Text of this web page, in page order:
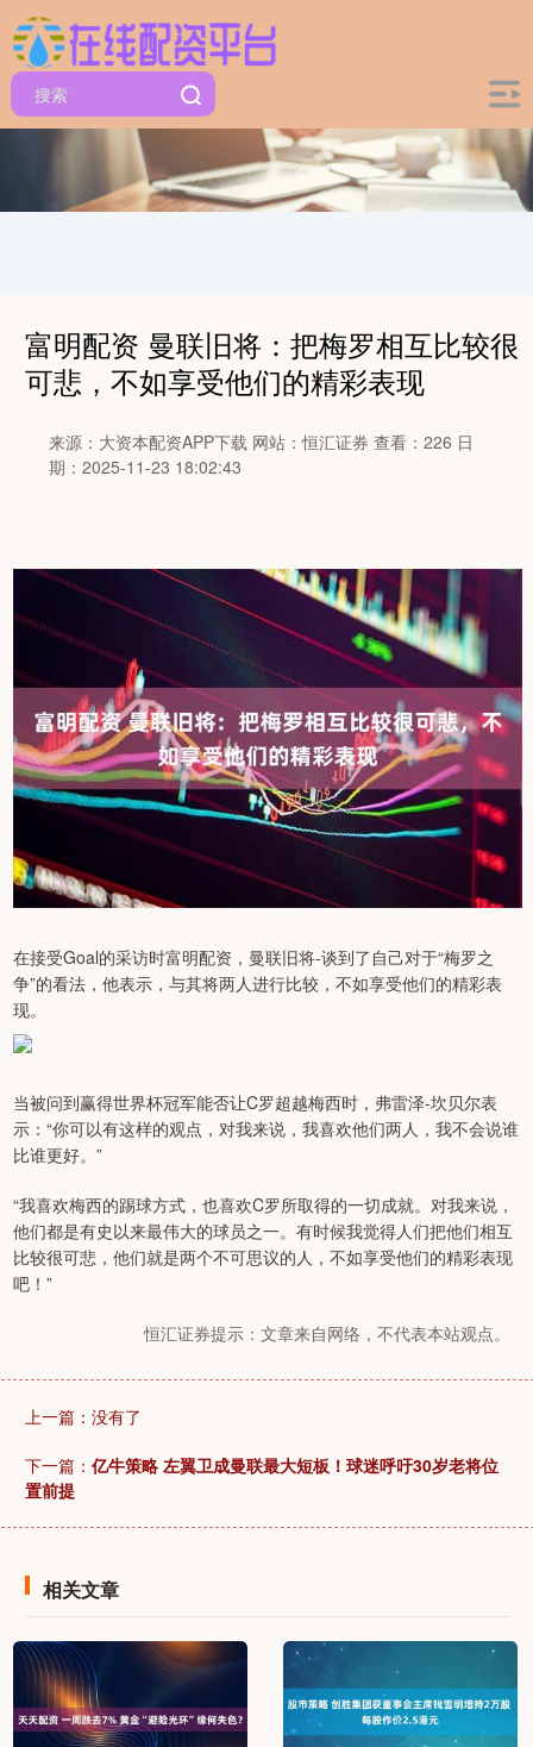
富明配资 曼联旧将：把梅罗相互比较很
可悲，不如享受他们的精彩表现
来源：大资本配资APP下载 网站：恒汇证券 查看：226 日
期：2025-11-23 18:02:43
在接受Goal的采访时富明配资，曼联旧将-谈到了自己对于“梅罗之
争”的看法，他表示，与其将两人进行比较，不如享受他们的精彩表
现。
当被问到赢得世界杯冠军能否让C罗超越梅西时，弗雷泽-坎贝尔表
示：“你可以有这样的观点，对我来说，我喜欢他们两人，我不会说谁
比谁更好。”
“我喜欢梅西的踢球方式，也喜欢C罗所取得的一切成就。对我来说，
他们都是有史以来最伟大的球员之一。有时候我觉得人们把他们相互
比较很可悲，他们就是两个不可思议的人，不如享受他们的精彩表现
吧！”
恒汇证券提示：文章来自网络，不代表本站观点。
上一篇：没有了
下一篇： 亿牛策略 左翼卫成曼联最大短板！球迷呼吁30岁老将位
置前提
相关文章